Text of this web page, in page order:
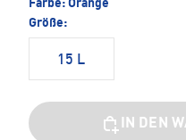
Farbe: Orange
Größe:
15 L
IN DEN